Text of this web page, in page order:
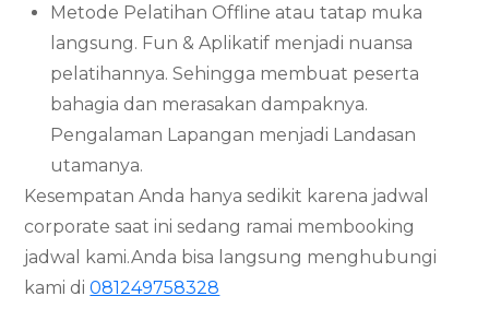
Metode Pelatihan Offline atau tatap muka
langsung. Fun & Aplikatif menjadi nuansa
pelatihannya. Sehingga membuat peserta
bahagia dan merasakan dampaknya.
Pengalaman Lapangan menjadi Landasan
utamanya.
Kesempatan Anda hanya sedikit karena jadwal
corporate saat ini sedang ramai membooking
jadwal kami.Anda bisa langsung menghubungi
kami di081249758328